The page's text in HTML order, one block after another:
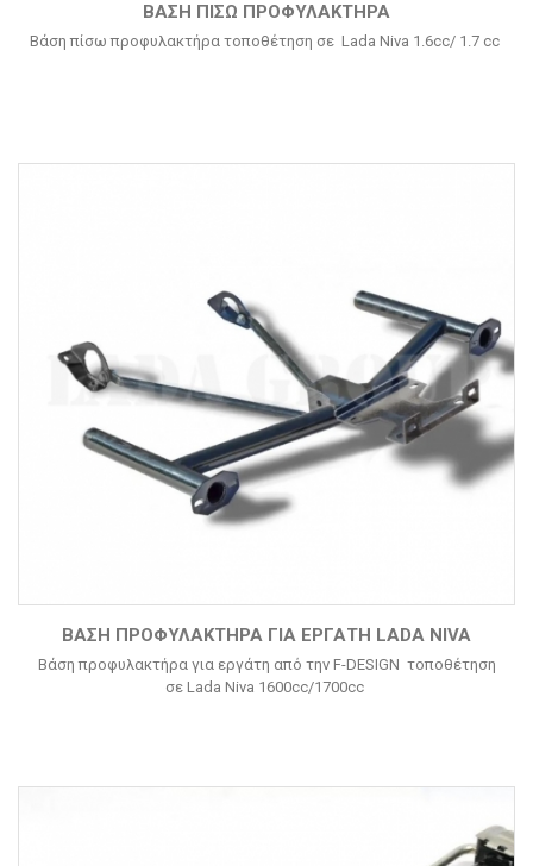
ΒΆΣΗ ΠΊΣΩ ΠΡΟΦΥΛΑΚΤΉΡΑ
Βάση πίσω προφυλακτήρα τοποθέτηση σε Lada Niva 1.6cc/ 1.7 cc
ΒΆΣΗ ΠΡΟΦΥΛΑΚΤΉΡΑ ΓΙΑ ΕΡΓΆΤΗ LADA NIVA
Βάση προφυλακτήρα για εργάτη από την F-DESIGN τοποθέτηση
σε Lada Niva 1600cc/1700cc